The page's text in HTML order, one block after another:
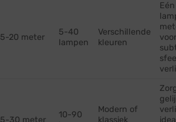
5-20 meter
5-40
lampen
Verschillende
kleuren
10-90
Modern of